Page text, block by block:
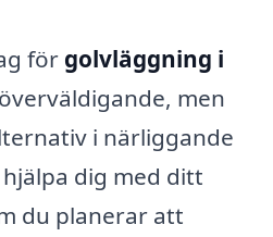
för golvläggning i
men
i närliggande
dig med ditt
du planerar att